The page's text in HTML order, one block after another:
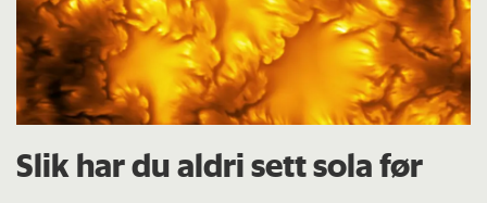
Slik har du aldri sett sola før